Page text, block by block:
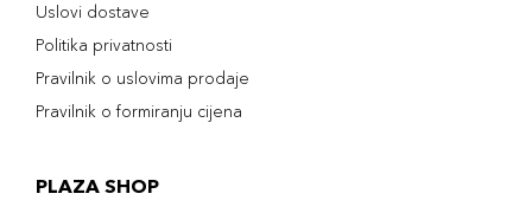
Uslovi dostave
Politika privatnosti
Pravilnik o uslovima prodaje
Pravilnik o formiranju cijena
PLAZA SHOP